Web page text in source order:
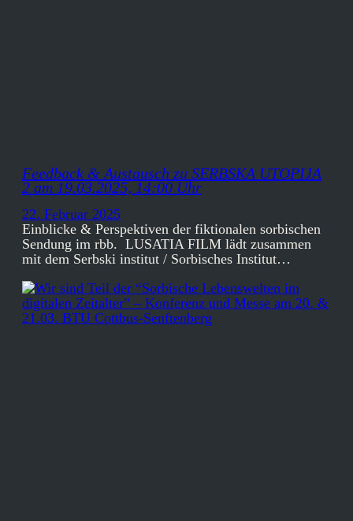
Feedback & Austausch zu SERBSKA UTOPIJA
2 am 19.03.2025, 14:00 Uhr
22. Februar 2025
Einblicke & Perspektiven der fiktionalen sorbischen
Sendung im rbb. LUSATIA FILM lädt zusammen
mit dem Serbski institut / Sorbisches Institut…